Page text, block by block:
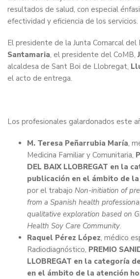
resultados de salud, con especial
efectividad y eficiencia de los servicios.
El presidente de la Junta Comarcal
Santamaria, el presidente del CoMB,
alcaldesa de Sant Boi de Llobregat,
el acto de entrega.
Los profesionales galardonados este
M. Teresa Peñarrubia María,
Medicina Familiar y Comunitaria,
DEL BAIX LLOBREGAT en la
publicación en el ámbito de
por el trabajo Non-initiation of
from a Spanish health
qualitative exploration based on
Health Soy Care Community.
Raquel Pérez López, médico
Radiodiagnóstico, PREMIO
LLOBREGAT en la categoría
en el ámbito de la atención